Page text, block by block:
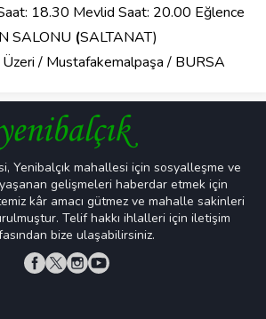
18.30 Mevlid Saat: 20.00 Eğlence
SALONU (SALTANAT)
Üzeri / Mustafakemalpaşa / BURSA
Yenibalçık mahallesi için sosyalleşme ve
gelişmeleri haberdar etmek için
kâr amacı gütmez ve mahalle sakinleri
Telif hakkı ihlalleri için iletişim
bize ulaşabilirsiniz.